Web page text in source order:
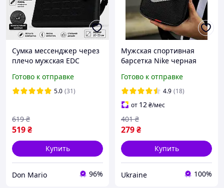
Сумка мессенджер через
плечо мужская EDC
панелью Velcro ля
скрытого ношения с
Готово к отправке
5.0 (31)
519₴
619 ₴
Купить
Don Mario 96%
Мужская спортивная
барсетка Nike черная
Nike
Готово к отправке
4.9 (18)
от 12₴/мес
279₴
401 ₴
Купить
Ukraine 100%